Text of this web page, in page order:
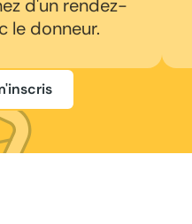
d'un rendez-
le donneur.